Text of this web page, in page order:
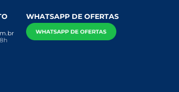
WHATSAPP DE OFERTAS